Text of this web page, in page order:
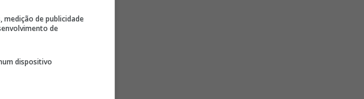
Cata
medição de publicidade
de
dispositivo